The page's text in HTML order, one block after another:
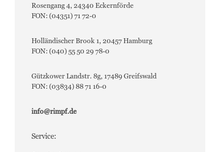
Rosengang 4, 24340 Eckernförde
FON: (04351) 71 72-0
Holländischer Brook 1, 20457 Hamburg
FON: (040) 55 50 29 78-0
Gützkower Landstr. 8g, 17489 Greifswald
FON: (03834) 88 71 16-0
info@rimpf.de
Service: